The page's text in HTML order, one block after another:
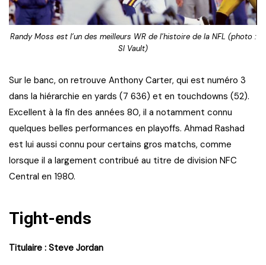
Randy Moss est l’un des meilleurs WR de l’histoire de la NFL (photo :
SI Vault)
Sur le banc, on retrouve Anthony Carter, qui est numéro 3
dans la hiérarchie en yards (7 636) et en touchdowns (52).
Excellent à la fin des années 80, il a notamment connu
quelques belles performances en playoffs. Ahmad Rashad
est lui aussi connu pour certains gros matchs, comme
lorsque il a largement contribué au titre de division NFC
Central en 1980.
Tight-ends
Titulaire : Steve Jordan